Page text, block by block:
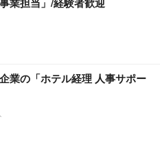
業の「ホテル経理 人事サポー